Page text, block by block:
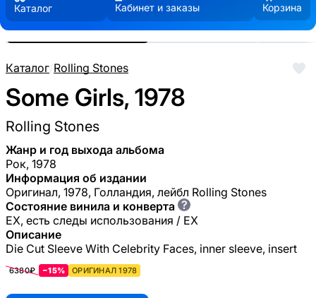
Каталог Кабинет и заказы Корзина
Каталог/Rolling Stones
Some Girls, 1978
Rolling Stones
Жанр и год выхода альбома
Рок, 1978
Информация об издании
Оригинал, 1978, Голландия, лейбл Rolling Stones
Состояние винила и конверта ?
EX, есть следы использования / EX
Описание
Die Cut Sleeve With Celebrity Faces, inner sleeve, insert
6380₽ −15% ОРИГИНАЛ 1978
Реальные фото пластинки.
Нажмите, чтобы увеличить